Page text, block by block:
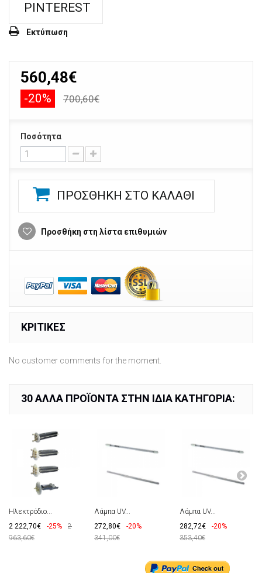
PINTEREST
Εκτύπωση
560,48€
-20% 700,60€
Ποσότητα
ΠΡΟΣΘΉΚΗ ΣΤΟ ΚΑΛΆΘΙ
Προσθήκη στη λίστα επιθυμιών
ΚΡΙΤΙΚΈΣ
No customer comments for the moment.
30 ΆΛΛΑ ΠΡΟΪΌΝΤΑ ΣΤΗΝ ΊΔΙΑ ΚΑΤΗΓΟΡΊΑ:
Ηλεκτρόδιο...
2 222,70€
-25%
2
963,60€
Λάμπα UV...
272,80€
-20%
341,00€
Λάμπα UV...
282,72€
-20%
353,40€